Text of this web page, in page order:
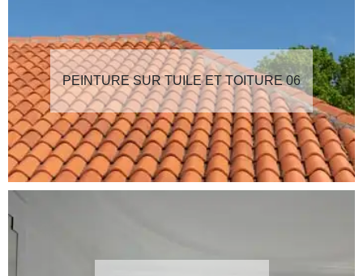
PEINTURE SUR TUILE ET TOITURE 06